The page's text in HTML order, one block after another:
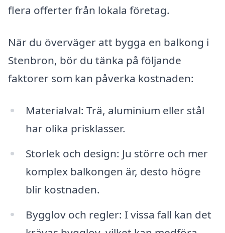
flera offerter från lokala företag.
När du överväger att bygga en balkong i
Stenbron, bör du tänka på följande
faktorer som kan påverka kostnaden:
Materialval: Trä, aluminium eller stål
har olika prisklasser.
Storlek och design: Ju större och mer
komplex balkongen är, desto högre
blir kostnaden.
Bygglov och regler: I vissa fall kan det